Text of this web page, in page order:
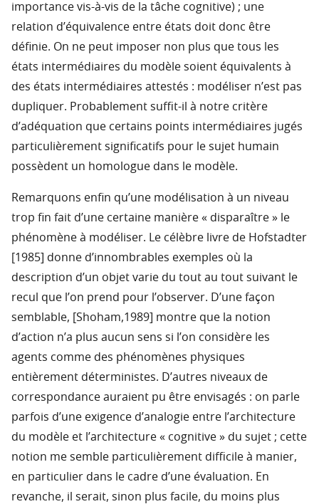
importance vis-à-vis de la tâche cognitive) ; une
relation d’équivalence entre états doit donc être
définie. On ne peut imposer non plus que tous les
états intermédiaires du modèle soient équivalents à
des états intermédiaires attestés : modéliser n’est pas
dupliquer. Probablement suffit-il à notre critère
d’adéquation que certains points intermédiaires jugés
particulièrement significatifs pour le sujet humain
possèdent un homologue dans le modèle.
Remarquons enfin qu’une modélisation à un niveau
trop fin fait d’une certaine manière « disparaître » le
phénomène à modéliser. Le célèbre livre de Hofstadter
[1985] donne d’innombrables exemples où la
description d’un objet varie du tout au tout suivant le
recul que l’on prend pour l’observer. D’une façon
semblable, [Shoham,1989] montre que la notion
d’action n’a plus aucun sens si l’on considère les
agents comme des phénomènes physiques
entièrement déterministes. D’autres niveaux de
correspondance auraient pu être envisagés : on parle
parfois d’une exigence d’analogie entre l’architecture
du modèle et l’architecture « cognitive » du sujet ; cette
notion me semble particulièrement difficile à manier,
en particulier dans le cadre d’une évaluation. En
revanche, il serait, sinon plus facile, du moins plus